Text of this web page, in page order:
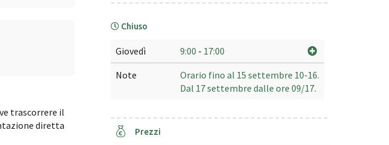
trascorrere il
diretta
Chiuso
Giovedì 9:00 - 17:00
Note
Orario fino al 15 settembre 10-16.
Dal 17 settembre dalle ore 09/17.
Prezzi